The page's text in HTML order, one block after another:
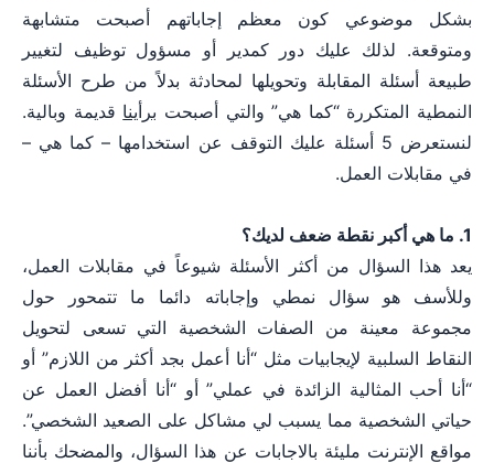
بشكل موضوعي كون معظم إجاباتهم أصبحت متشابهة
ومتوقعة. لذلك عليك دور كمدير أو مسؤول توظيف لتغيير
طبيعة أسئلة المقابلة وتحويلها لمحادثة بدلاً من طرح الأسئلة
النمطية المتكررة “كما هي” والتي أصبحت برأينا قديمة وبالية.
لنستعرض 5 أسئلة عليك التوقف عن استخدامها – كما هي –
في مقابلات العمل.
1. ما هي أكبر نقطة ضعف لديك؟
يعد هذا السؤال من أكثر الأسئلة شيوعاً في مقابلات العمل،
وللأسف هو سؤال نمطي وإجاباته دائما ما تتمحور حول
مجموعة معينة من الصفات الشخصية التي تسعى لتحويل
النقاط السلبية لإيجابيات مثل “أنا أعمل بجد أكثر من اللازم” أو
“أنا أحب المثالية الزائدة في عملي” أو “أنا أفضل العمل عن
حياتي الشخصية مما يسبب لي مشاكل على الصعيد الشخصي”.
مواقع الإنترنت مليئة بالاجابات عن هذا السؤال، والمضحك بأننا